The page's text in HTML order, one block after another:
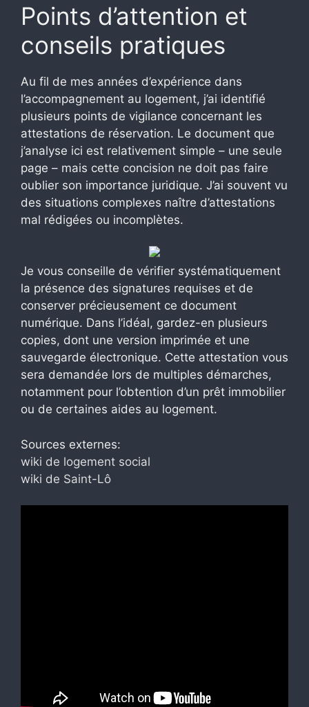
Points d’attention et
conseils pratiques
Au fil de mes années d’expérience dans
l’accompagnement au logement, j’ai identifié
plusieurs points de vigilance concernant les
attestations de réservation. Le document que
j’analyse ici est relativement simple – une seule
page – mais cette concision ne doit pas faire
oublier son importance juridique. J’ai souvent vu
des situations complexes naître d’attestations
mal rédigées ou incomplètes.
Je vous conseille de vérifier systématiquement
la présence des signatures requises et de
conserver précieusement ce document
numérique. Dans l’idéal, gardez-en plusieurs
copies, dont une version imprimée et une
sauvegarde électronique. Cette attestation vous
sera demandée lors de multiples démarches,
notamment pour l’obtention d’un prêt immobilier
ou de certaines aides au logement.
Sources externes:
wiki de logement social
wiki de Saint-Lô